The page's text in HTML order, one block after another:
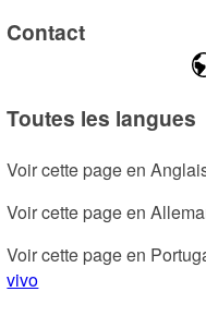
Contact
Toutes les langues
Voir cette page en
Voir cette page en
Voir cette page en
vivo